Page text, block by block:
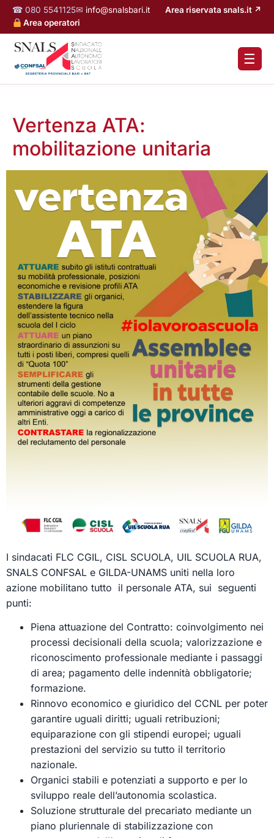
☎ 080 5541125✉ info@snalsbari.it
Area riservata snals.it ↗
Area operatori
☰
Vertenza ATA:
mobilitazione unitaria
I sindacati FLC CGIL, CISL SCUOLA, UIL SCUOLA RUA,
SNALS CONFSAL e GILDA-UNAMS uniti nella loro
azione mobilitano tutto il personale ATA, sui seguenti
punti:
Piena attuazione del Contratto: coinvolgimento nei
processi decisionali della scuola; valorizzazione e
riconoscimento professionale mediante i passaggi
di area; pagamento delle indennità obbligatorie;
formazione.
Rinnovo economico e giuridico del CCNL per poter
garantire uguali diritti; uguali retribuzioni;
equiparazione con gli stipendi europei; uguali
prestazioni del servizio su tutto il territorio
nazionale.
Organici stabili e potenziati a supporto e per lo
sviluppo reale dell’autonomia scolastica.
Soluzione strutturale del precariato mediante un
piano pluriennale di stabilizzazione con